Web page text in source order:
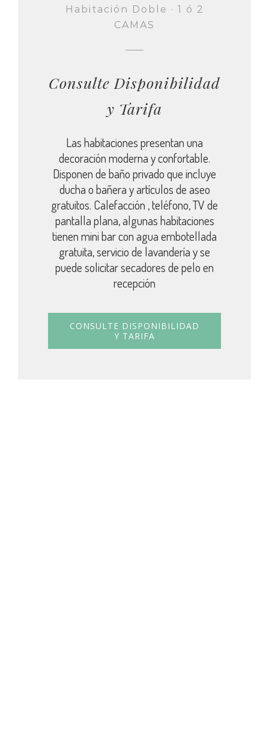
Habitación Doble · 1 ó 2
CAMAS
Consulte Disponibilidad
y Tarifa
Las habitaciones presentan una
decoración moderna y confortable.
Disponen de baño privado que incluye
ducha o bañera y artículos de aseo
gratuitos. Calefacción , teléfono, TV de
pantalla plana, algunas habitaciones
tienen mini bar con agua embotellada
gratuita, servicio de lavandería y se
puede solicitar secadores de pelo en
recepción
CONSULTE DISPONIBILIDAD
Y TARIFA